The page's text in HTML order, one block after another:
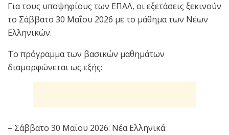
Για τους υποψηφίους των ΕΠΑΛ, οι εξετάσεις ξεκινούν
το Σάββατο 30 Μαΐου 2026 με το μάθημα των Νέων
Ελληνικών.
Το πρόγραμμα των βασικών μαθημάτων
διαμορφώνεται ως εξής:
– Σάββατο 30 Μαΐου 2026: Νέα Ελληνικά